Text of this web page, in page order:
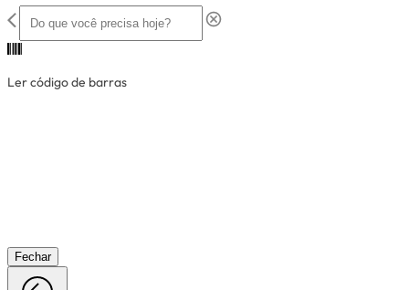
Ler código de barras
Fechar